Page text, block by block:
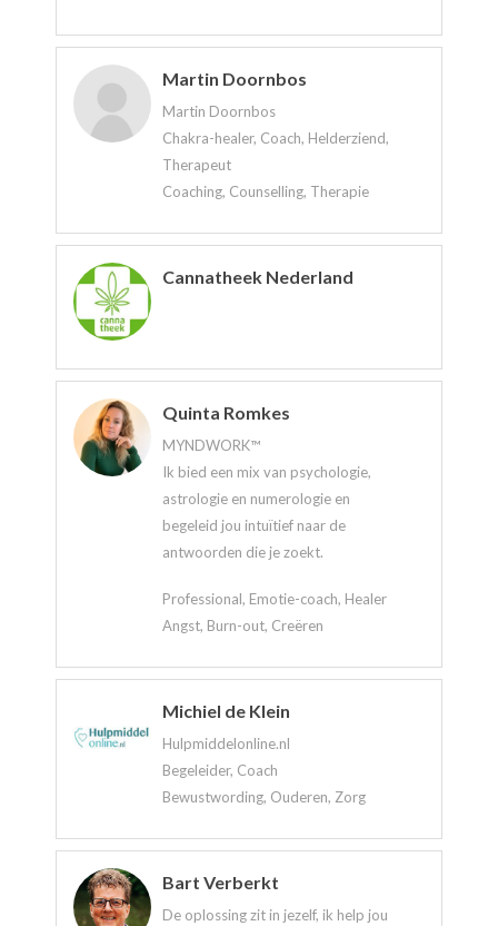
Martin Doornbos
Martin Doornbos
Chakra-healer, Coach, Helderziend,
Therapeut
Coaching, Counselling, Therapie
Cannatheek Nederland
Quinta Romkes
MYNDWORK™
Ik bied een mix van psychologie,
astrologie en numerologie en
begeleid jou intuïtief naar de
antwoorden die je zoekt.
Professional, Emotie-coach, Healer
Angst, Burn-out, Creëren
Michiel de Klein
Hulpmiddelonline.nl
Begeleider, Coach
Bewustwording, Ouderen, Zorg
Bart Verberkt
De oplossing zit in jezelf, ik help jou